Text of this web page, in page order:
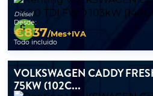
Diésel
Desde:
€837/Mes+IVA
Todo incluido
VOLKSWAGEN CADDY
75KW (102C...